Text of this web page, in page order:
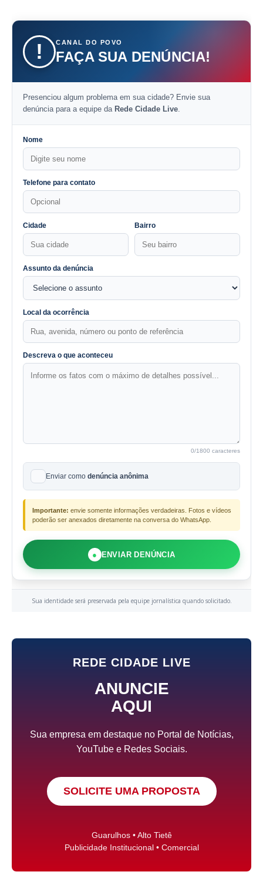
! CANAL DO POVO
FAÇA SUA DENÚNCIA!
Presenciou algum problema em sua cidade? Envie sua
denúncia para a equipe da Rede Cidade Live.
Nome
Telefone para contato
Cidade Bairro
Assunto da denúncia
Local da ocorrência
Descreva o que aconteceu
0/1800 caracteres
Enviar como denúncia anônima
Importante: envie somente informações verdadeiras. Fotos e vídeos
poderão ser anexados diretamente na conversa do WhatsApp.
● ENVIAR DENÚNCIA
Sua identidade será preservada pela equipe jornalística quando solicitado.
REDE CIDADE LIVE
ANUNCIE
AQUI
Sua empresa em destaque no Portal de Notícias,
YouTube e Redes Sociais.
SOLICITE UMA PROPOSTA
Guarulhos • Alto Tietê
Publicidade Institucional • Comercial